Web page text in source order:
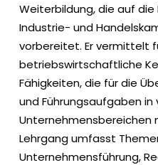
Weiterbildung, die auf die
Industrie- und
vorbereitet. Er vermittelt
betriebswirtschaftliche
Fähigkeiten, die für die
und Führungsaufgaben
Unternehmensbereichen
Lehrgang umfasst
Unternehmensführung,